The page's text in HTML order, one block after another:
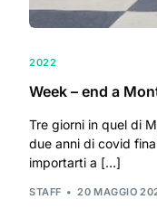
2022
Week – end a
Tre giorni in quel di
due anni di covid
importarti a […]
STAFF 20 MAGGIO